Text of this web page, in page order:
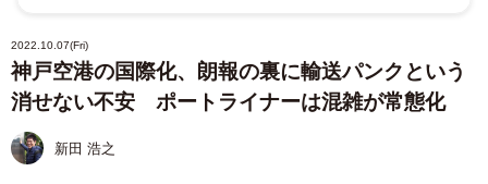
2022.10.07(Fri)
神戸空港の国際化、朗報の裏に輸送パンクという
消せない不安 ポートライナーは混雑が常態化
新田 浩之